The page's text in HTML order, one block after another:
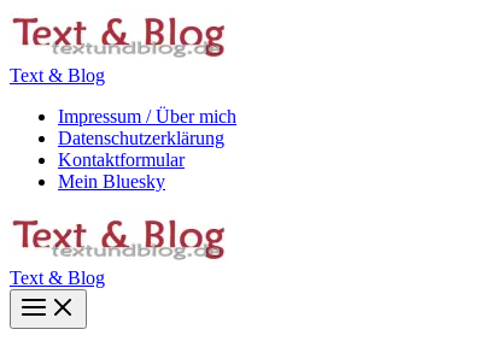
Zum
Inhalt
Text & Blog
Impressum / Über mich
Datenschutzerklärung
Kontaktformular
Mein Bluesky
Text & Blog
Main
Menu